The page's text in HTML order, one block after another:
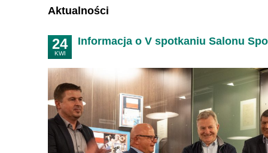
Aktualności
24
KWI
Informacja o V spotkaniu Salonu